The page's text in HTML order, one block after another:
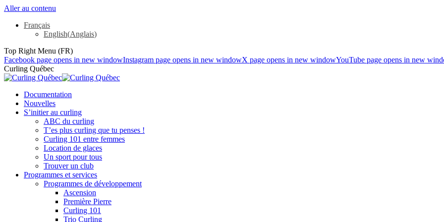
Aller au contenu
Français
English(Anglais)
Top Right Menu (FR)
Facebook page opens in new windowInstagram page opens in new windowX page opens in new windowYouTube page opens in new
Curling Québec
Documentation
Nouvelles
S’initier au curling
ABC du curling
T’es plus curling que tu penses !
Curling 101 entre femmes
Location de glaces
Un sport pour tous
Trouver un club
Programmes et services
Programmes de développement
Ascension
Première Pierre
Curling 101
Trio Curling